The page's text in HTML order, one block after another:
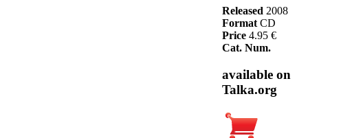
Released 2008
Format CD
Price 4.95 €
Cat. Num.
available on
Talka.org